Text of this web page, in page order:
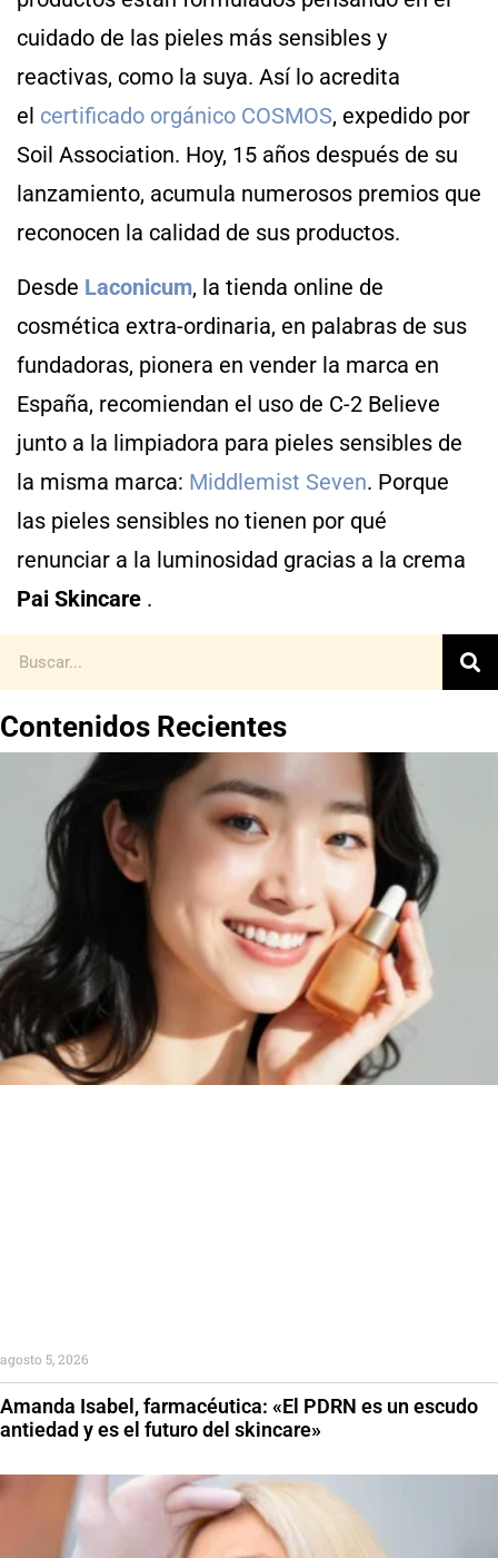
cuidado de las pieles más sensibles y
reactivas, como la suya. Así lo acredita
el certificado orgánico COSMOS, expedido por
Soil Association. Hoy, 15 años después de su
lanzamiento, acumula numerosos premios que
reconocen la calidad de sus productos.
Desde Laconicum, la tienda online de
cosmética extra-ordinaria, en palabras de sus
fundadoras, pionera en vender la marca en
España, recomiendan el uso de C-2 Believe
junto a la limpiadora para pieles sensibles de
la misma marca: Middlemist Seven. Porque
las pieles sensibles no tienen por qué
renunciar a la luminosidad gracias a la crema
Pai Skincare .
Contenidos Recientes
Amanda Isabel, farmacéutica: «El PDRN es un escudo
antiedad y es el futuro del skincare»
agosto 5, 2026